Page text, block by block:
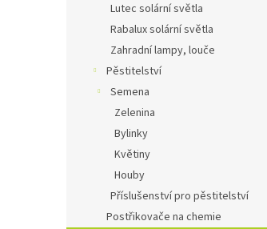
Lutec solární světla
Rabalux solární světla
Zahradní lampy, louče
Pěstitelství
Semena
Zelenina
Bylinky
Květiny
Houby
Příslušenství pro pěstitelství
Postřikovače na chemie